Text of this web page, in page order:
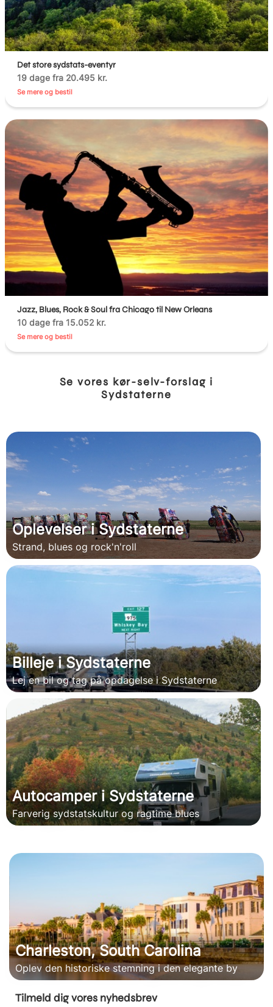
Det store sydstats-eventyr
19 dage fra 20.495 kr.
Se mere og bestil
Jazz, Blues, Rock & Soul fra Chicago til New Orleans
10 dage fra 15.052 kr.
Se mere og bestil
Se vores kør-selv-forslag i
Sydstaterne
Oplevelser i Sydstaterne
Strand, blues og rock'n'roll
Billeje i Sydstaterne
Lej en bil og tag på opdagelse i Sydstaterne
Autocamper i Sydstaterne
Farverig sydstatskultur og ragtime blues
Charleston, South Carolina
Oplev den historiske stemning i den elegante by
Tilmeld dig vores nyhedsbrev